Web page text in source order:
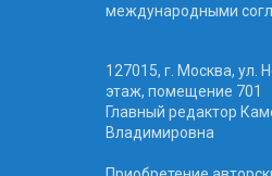
международными
127015, г. Москва, ул.
этаж, помещение 701
Главный редактор
Владимировна